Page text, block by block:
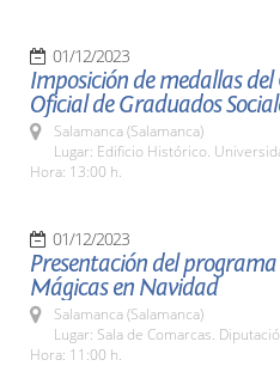
01/12/2023
Imposición de medallas del
Oficial de Graduados
Salamanca (Salamanca)
Lugar: Edificio Histórico.
Hora: 13:00 h.
01/12/2023
Presentación del
Mágicas en Navidad
Salamanca (Salamanca)
Lugar: Sala de Comarcas.
Hora: 11:00 h.